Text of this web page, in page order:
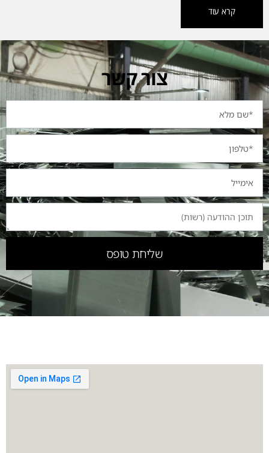
קרא עוד
צור קשר
שליחת טופס